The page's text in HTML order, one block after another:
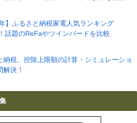
】ふるさと納税家電人気ランキング
話題のReFaやツインバードを比較
納税、控除上限額の計算・シミュレーショ
解決！